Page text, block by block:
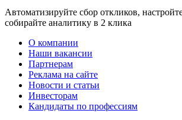
Автоматизируйте сбор откликов,
собирайте аналитику в 2 клика
О компании
Наши вакансии
Партнерам
Реклама на сайте
Новости и статьи
Инвесторам
Кандидаты по профессиям